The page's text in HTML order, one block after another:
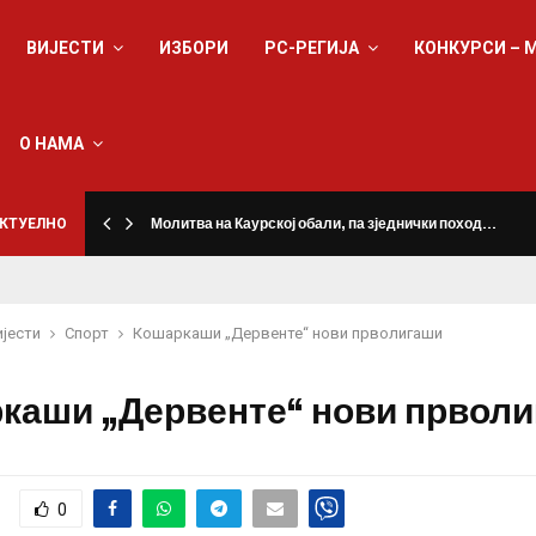
ВИЈЕСТИ ИЗБОРИ РС-РЕГИЈА КОНКУРСИ –
О НАМА
Молитва на Каурској обали, па зједнички поход…
Спорт Кошаркаши „Дервенте“ нови прволигаши
„Дервенте“ нови
0